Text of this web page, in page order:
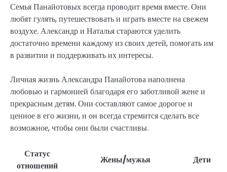
Семья Панайотовых всегда проводит время вместе. Они
любят гулять, путешествовать и играть вместе на свежем
воздухе. Александр и Наталья стараются уделить
достаточно времени каждому из своих детей, помогать им
в развитии и поддерживать их интересы.
Личная жизнь Александра Панайотова наполнена
любовью и гармонией благодаря его заботливой жене и
прекрасным детям. Они составляют самое дорогое и
ценное в его жизни, и он всегда стремится сделать все
возможное, чтобы они были счастливы.
Статус
отношений
Жены/мужья Дети